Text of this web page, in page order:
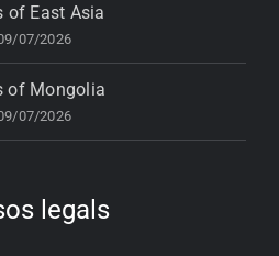
of East Asia
07/2026
of Mongolia
07/2026
legals